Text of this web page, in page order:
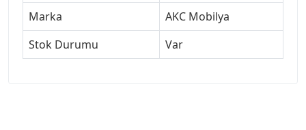
Marka
AKC Mobilya
Stok Durumu
Var